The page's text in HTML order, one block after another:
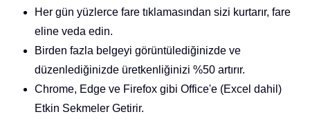
Her gün yüzlerce fare tıklamasından sizi kurtarır, fare
eline veda edin.
Birden fazla belgeyi görüntülediğinizde ve
düzenlediğinizde üretkenliğinizi %50 artırır.
Chrome, Edge ve Firefox gibi Office'e (Excel dahil)
Etkin Sekmeler Getirir.